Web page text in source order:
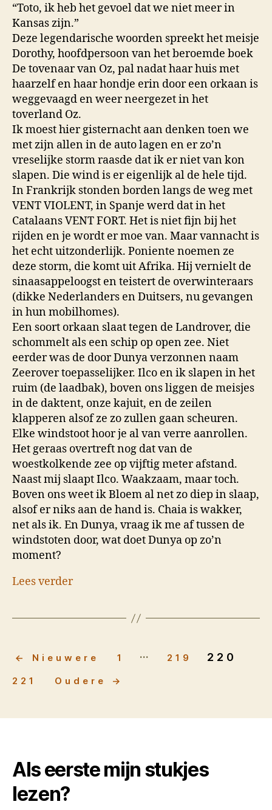
“Toto, ik heb het gevoel dat we niet meer in
Kansas zijn.”
Deze legendarische woorden spreekt het meisje
Dorothy, hoofdpersoon van het beroemde boek
De tovenaar van Oz, pal nadat haar huis met
haarzelf en haar hondje erin door een orkaan is
weggevaagd en weer neergezet in het
toverland Oz.
Ik moest hier gisternacht aan denken toen we
met zijn allen in de auto lagen en er zo’n
vreselijke storm raasde dat ik er niet van kon
slapen. Die wind is er eigenlijk al de hele tijd.
In Frankrijk stonden borden langs de weg met
VENT VIOLENT, in Spanje werd dat in het
Catalaans VENT FORT. Het is niet fijn bij het
rijden en je wordt er moe van. Maar vannacht is
het echt uitzonderlijk. Poniente noemen ze
deze storm, die komt uit Afrika. Hij vernielt de
sinaasappeloogst en teistert de overwinteraars
(dikke Nederlanders en Duitsers, nu gevangen
in hun mobilhomes).
Een soort orkaan slaat tegen de Landrover, die
schommelt als een schip op open zee. Niet
eerder was de door Dunya verzonnen naam
Zeerover toepasselijker. Ilco en ik slapen in het
ruim (de laadbak), boven ons liggen de meisjes
in de daktent, onze kajuit, en de zeilen
klapperen alsof ze zo zullen gaan scheuren.
Elke windstoot hoor je al van verre aanrollen.
Het geraas overtreft nog dat van de
woestkolkende zee op vijftig meter afstand.
Naast mij slaapt Ilco. Waakzaam, maar toch.
Boven ons weet ik Bloem al net zo diep in slaap,
alsof er niks aan de hand is. Chaia is wakker,
net als ik. En Dunya, vraag ik me af tussen de
windstoten door, wat doet Dunya op zo’n
moment?
Lees verder
Berichten
paginering
← Nieuwere 1 … 219 220
221 Oudere →
Als eerste mijn stukjes
lezen?